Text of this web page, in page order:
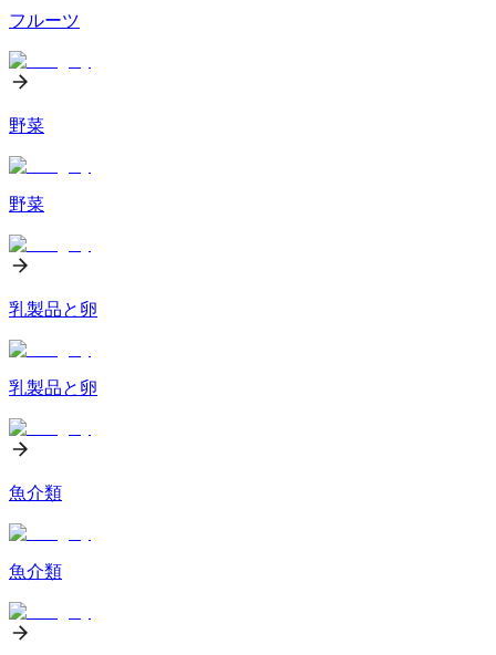
フルーツ
野菜
野菜
乳製品と卵
乳製品と卵
魚介類
魚介類